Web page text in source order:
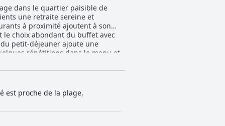
dans le quartier paisible de
une retraite sereine et
à proximité ajoutent à son
petit-déjeuner ajoute une
répétitions dans le menu et
satisfaisant et complété par un
une bonne literie et la
La propreté est un
salles de bains sales aux
de services de nettoyage
est proche de la plage,